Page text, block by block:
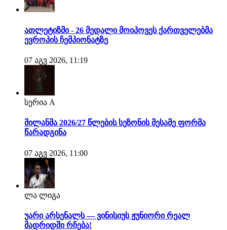
ათლეტიზმი - 26 მედალი მოიპოვეს ქართველებმა
ევროპის ჩემპიონატზე
07 აგვ 2026, 11:19
სერია A
მილანმა 2026/27 წლების სეზონის მესამე ფორმა
წარადგინა
07 აგვ 2026, 11:00
ლა ლიგა
უარი არსენალს — ვინისიუს ჟუნიორი რეალ
მადრიდში რჩება!